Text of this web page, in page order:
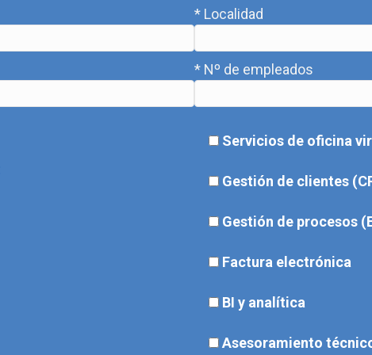
* Localidad
* Nº de empleados
Servicios de oficina
Gestión de clientes
Gestión de procesos
Factura electrónica
BI y analítica
Asesoramiento